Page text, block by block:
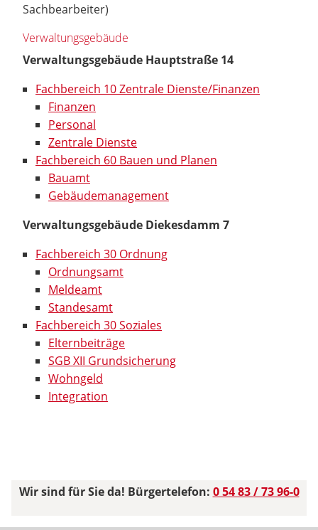
Sachbearbeiter)
Verwaltungsgebäude
Verwaltungsgebäude Hauptstraße 14
Fachbereich 10 Zentrale Dienste/Finanzen
Finanzen
Personal
Zentrale Dienste
Fachbereich 60 Bauen und Planen
Bauamt
Gebäudemanagement
Verwaltungsgebäude Diekesdamm 7
Fachbereich 30 Ordnung
Ordnungsamt
Meldeamt
Standesamt
Fachbereich 30 Soziales
Elternbeiträge
SGB XII Grundsicherung
Wohngeld
Integration
Wir sind für Sie da! Bürgertelefon: 0 54 83 / 73 96-0